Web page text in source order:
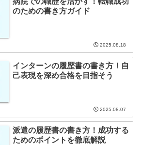
のための書き方ガイド
2025.08.18
インターンの履歴書の書き方！自
己表現を深め合格を目指そう
2025.08.07
派遣の履歴書の書き方！成功する
ためのポイントを徹底解説